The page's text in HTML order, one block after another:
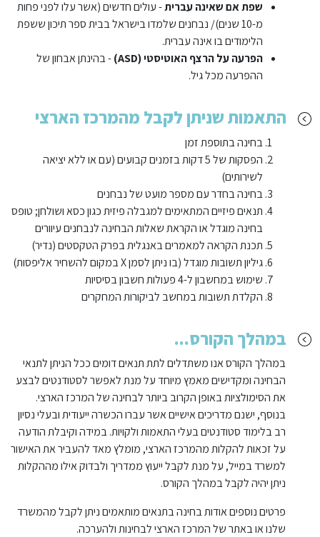
שפת אם שאינה עברית- עולים חדשים (אשר עלו לפני פחות
מ-10 שנים)/ נבחנים שלמדו בישראל בבית ספר תיכון ששפת
הלימודים בו אינה עברית.
הפרעה על הרצף האוטיסטי (ASD)
- בהינתן אבחון של
ההפרעה מכל גיל.
התאמות שניתן לקבל מהמרכז הארצי
בחינה בתוספת זמן
הפסקות של 5 דקות בזמנים קבועים (עם או ללא יציאה
לשירותים)
בחינה בחדר עם מספר מועט של נבחנים
תנאים פיזיים המתאימים למגבלה פיזית כגון כסא ושולחן; טופס
בחינה מוגדל או הקראת שאלות הבחינה לנבחנים עיוורים
תכנת הקראה למאמרים באנגלית בפרק הטקסטים (נדיר)
גיליון תשובות מוגדל (בו ניתן לסמן X במקום להשחיר אליפסות)
שימוש במחשבון ל-4 פעולות חשבון בסיסיות
הקלדת תשובות במחשב לביקורות המחקרים
במהלך הקורס...
במהלך הקורס אנו משתדלים לתת תנאים דומים ככל הניתן לתנאי
הבחינה ומקדישים מאמץ מיוחד על מנת לאפשר לסטודנטים לבצע
את הסימולציות באופן הקרוב ביותר לבחינה של המרכז הארצי.
בנוסף, ישנם מדריכים אישיים אשר עברו הכשרה ייעודית ובעלי נסיון
רב בלימוד סטודנטים בעלי התאמות ולקויות. במידה וקיבלת הודעה
על זכאות להקלות מהמרכז הארצי, מומלץ מאד להעביר את האישור
למשרד במייל, על מנת לקבל ייעוץ ממדריך ולבדוק אילו מההקלות
ניתן יהיה לקבל במהלך הקורס.
פרטים נוספים אודות בחינה בתנאים מותאמים ניתן לקבל מהמשרד
שלנו או באתר של המרכז הארצי לבחינות ולהערכה.